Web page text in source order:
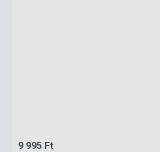
9 995 Ft